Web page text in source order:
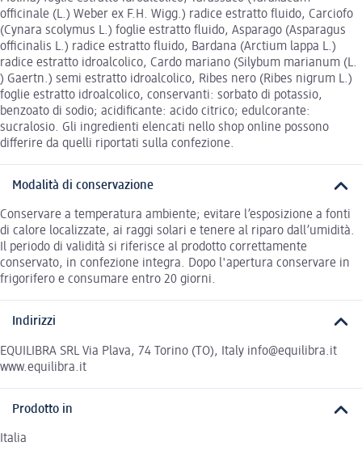
officinale (L.) Weber ex F.H. Wigg.) radice estratto fluido, Carciofo
(Cynara scolymus L.) foglie estratto fluido, Asparago (Asparagus
officinalis L.) radice estratto fluido, Bardana (Arctium lappa L.)
radice estratto idroalcolico, Cardo mariano (Silybum marianum (L.
) Gaertn.) semi estratto idroalcolico, Ribes nero (Ribes nigrum L.)
foglie estratto idroalcolico, conservanti: sorbato di potassio,
benzoato di sodio; acidificante: acido citrico; edulcorante:
sucralosio. Gli ingredienti elencati nello shop online possono
differire da quelli riportati sulla confezione.
Modalità di conservazione
Conservare a temperatura ambiente; evitare l’esposizione a fonti
di calore localizzate, ai raggi solari e tenere al riparo dall’umidità.
Il periodo di validità si riferisce al prodotto correttamente
conservato, in confezione integra. Dopo l'apertura conservare in
frigorifero e consumare entro 20 giorni.
Indirizzi
EQUILIBRA SRL Via Plava, 74 Torino (TO), Italy info@equilibra.it
www.equilibra.it
Prodotto in
Italia